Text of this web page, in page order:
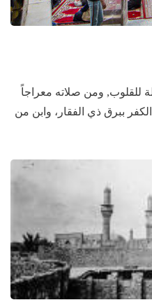
للقلوب, ومن صلاته معراجاً
ببرق ذي الفقار، وابن من